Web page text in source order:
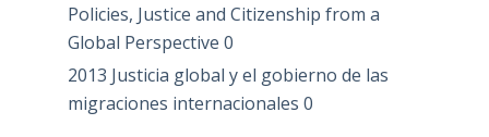
Policies, Justice and Citizenship from a
Global Perspective 0
2013 Justicia global y el gobierno de las
migraciones internacionales 0